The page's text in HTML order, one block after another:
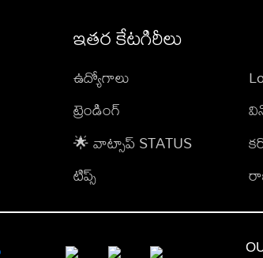
ఇతర కేటగిరీలు
ఉద్యోగాలు
ట్రెండింగ్
🌟 వాట్సాప్ STATUS
టిప్స్